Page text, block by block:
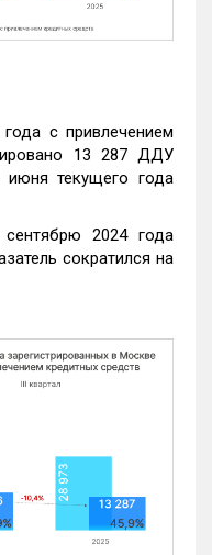
с привлечением
13 287 ДДУ
июня текущего года
2024 года
сократился на